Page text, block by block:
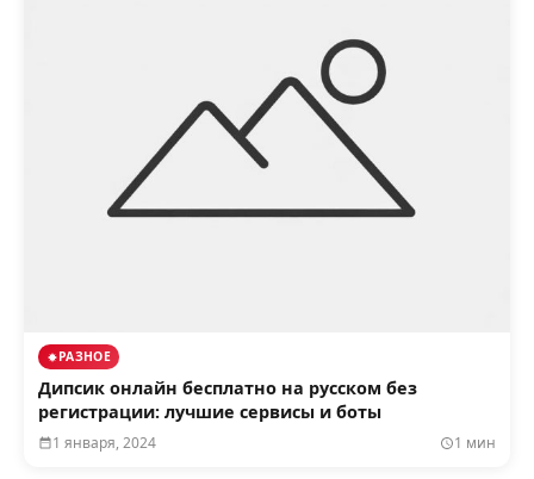
РАЗНОЕ
Дипсик онлайн бесплатно на русском без
регистрации: лучшие сервисы и боты
1 января, 2024 1 мин